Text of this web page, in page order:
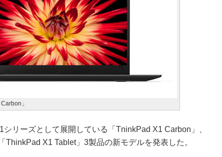
」
シリーズとして展開している「TninkPad X1 Carbon」、
ThinkPad X1 Tablet」3製品の新モデルを発表した。